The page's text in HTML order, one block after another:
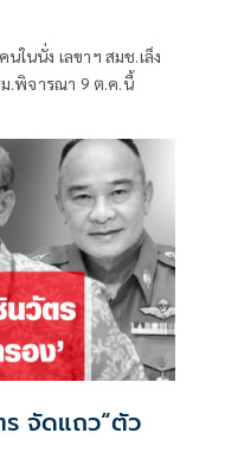
น​นั่ง เลขาฯ สมช.เล็ง
.พิจารณา​ 9 ต.ค.นี้
ร จัดแถว“ตัว